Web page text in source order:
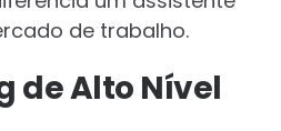
de trabalho.
de Alto Nível